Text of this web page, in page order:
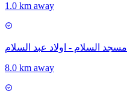
1.0 km away
مسجد السلام - اولاد عبد السلام
8.0 km away